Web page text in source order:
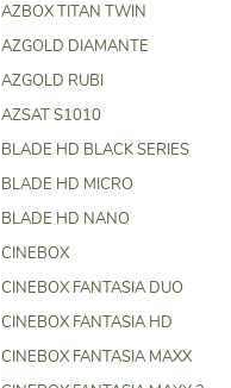
AZBOX TITAN TWIN
AZGOLD DIAMANTE
AZGOLD RUBI
AZSAT S1010
BLADE HD BLACK SERIES
BLADE HD MICRO
BLADE HD NANO
CINEBOX
CINEBOX FANTASIA DUO
CINEBOX FANTASIA HD
CINEBOX FANTASIA MAXX